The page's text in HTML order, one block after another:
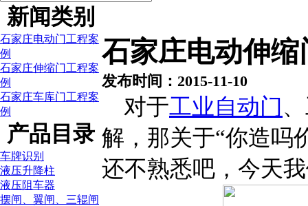
新闻类别
石家庄电动门工程案
例
石家庄伸缩门工程案
例
石家庄车库门工程案
例
产品目录
车牌识别
液压升降柱
液压阻车器
摆闸、翼闸、三辊闸
石家庄电动伸
发布时间：2015-11-10
对于工业自动门
解，那关于“你造吗
还不熟悉吧，今天